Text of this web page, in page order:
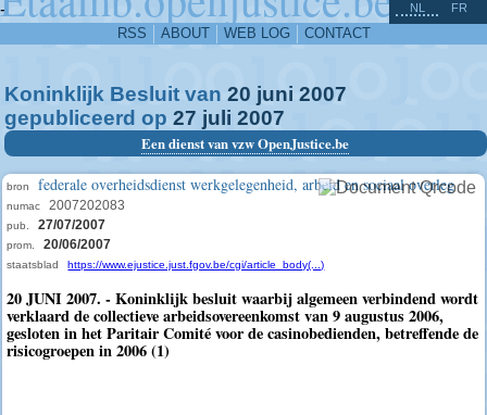
-
RSS ABOUT WEB LOG CONTACT
NL FR
Koninklijk Besluit van 20 juni 2007
gepubliceerd op 27 juli 2007
Een dienst van vzw OpenJustice.be
bron federale overheidsdienst werkgelegenheid, arbeid en sociaal overleg
numac 2007202083
pub. 27/07/2007
prom. 20/06/2007
staatsblad https://www.ejustice.just.fgov.be/cgi/article_body(...)
20 JUNI 2007. - Koninklijk besluit waarbij algemeen verbindend wordt
verklaard de collectieve arbeidsovereenkomst van 9 augustus 2006,
gesloten in het Paritair Comité voor de casinobedienden, betreffende de
risicogroepen in 2006 (1)
^